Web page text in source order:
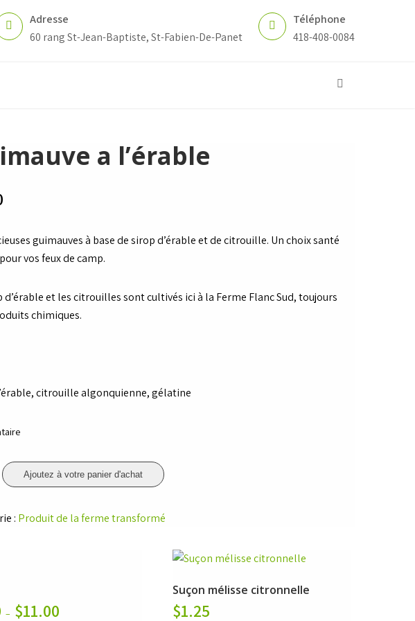
Adresse
60 rang St-Jean-Baptiste, St-Fabien-De-Panet
Téléphone
418-408-0084
a l’érable
guimauves à base de sirop d’érable et de citrouille. Un choix santé
vos feux de camp.
d’érable et les citrouilles sont cultivés ici à la Ferme Flanc Sud, toujours
chimiques.
citrouille algonquienne, gélatine
Ajoutez à votre panier d'achat
: Produit de la ferme transformé
– $11.00Plage
Suçon mélisse citronnelle
$1.25